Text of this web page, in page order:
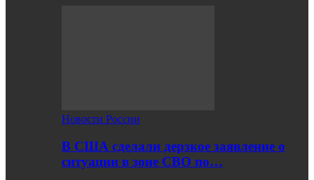
Новости России
В США сделали дерзкое заявление о
ситуации в зоне СВО по…